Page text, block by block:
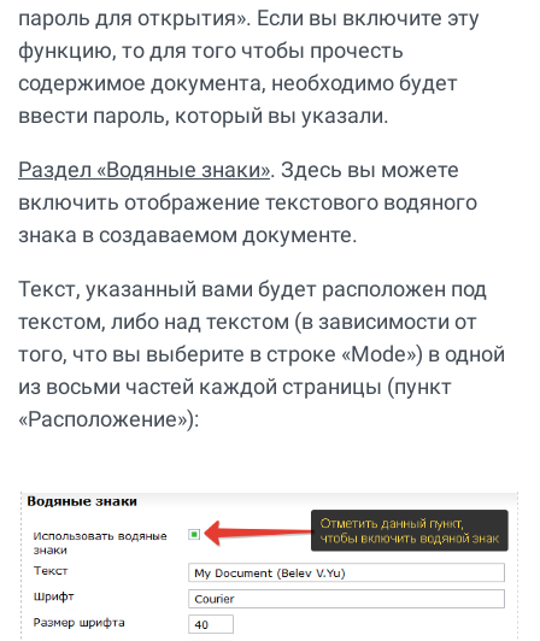
пароль для открытия». Если вы включите эту
функцию, то для того чтобы прочесть
содержимое документа, необходимо будет
ввести пароль, который вы указали.
Раздел «Водяные знаки». Здесь вы можете
включить отображение текстового водяного
знака в создаваемом документе.
Текст, указанный вами будет расположен под
текстом, либо над текстом (в зависимости от
того, что вы выберите в строке «Mode») в одной
из восьми частей каждой страницы (пункт
«Расположение»):